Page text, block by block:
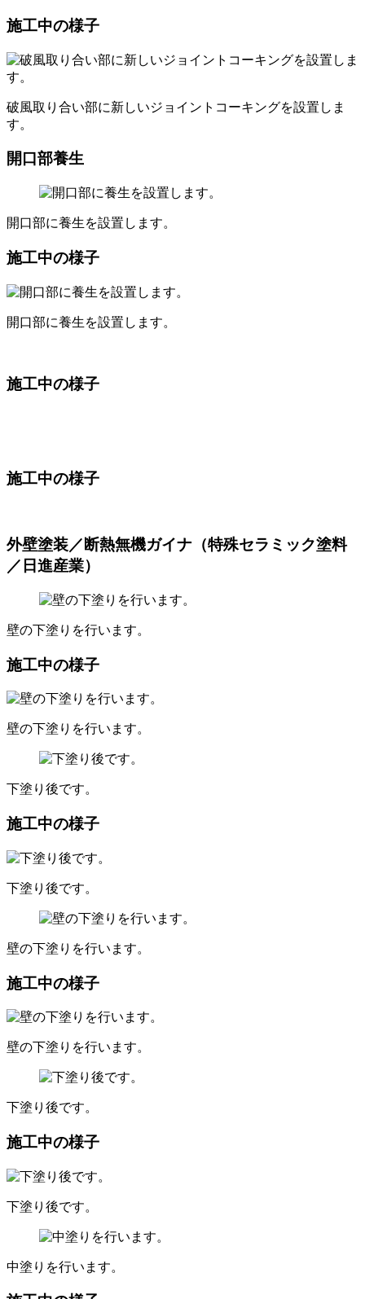
施工中の様子
破風取り合い部に新しいジョイントコーキングを設置しま
す。
開口部養生
開口部に養生を設置します。
施工中の様子
開口部に養生を設置します。
施工中の様子
施工中の様子
外壁塗装／断熱無機ガイナ（特殊セラミック塗料
／日進産業）
壁の下塗りを行います。
施工中の様子
壁の下塗りを行います。
下塗り後です。
施工中の様子
下塗り後です。
壁の下塗りを行います。
施工中の様子
壁の下塗りを行います。
下塗り後です。
施工中の様子
下塗り後です。
中塗りを行います。